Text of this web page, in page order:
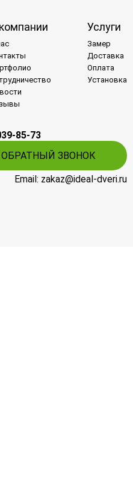
Услуги
Замер
Доставка
Оплата
Установка
85-73
ОБРАТНЫЙ ЗВОНОК
Email: zakaz@ideal-dveri.ru